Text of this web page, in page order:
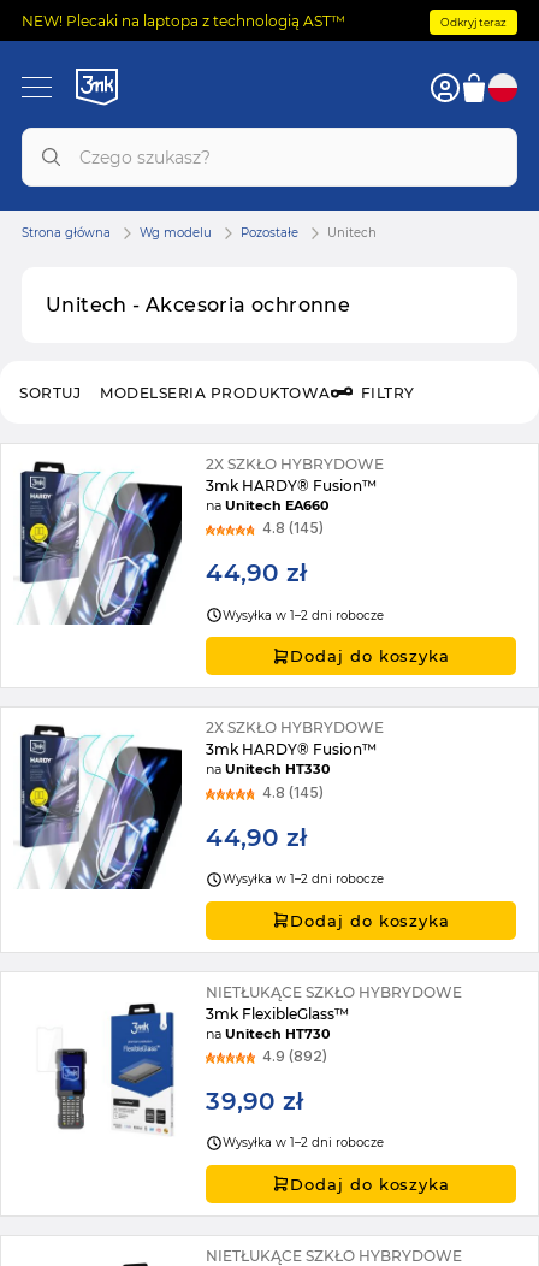
NEW! Plecaki na laptopa z technologią AST™ Odkryj teraz
Unitech - Akcesoria ochronne
Strona główna Wg modelu Pozostałe Unitech
MODELSERIA PRODUKTOWA FILTRY
SORTUJ
2X SZKŁO HYBRYDOWE
3mk HARDY® Fusion™
naUnitech EA660
4.8 (145)
44,90 zł
Wysyłka w 1–2 dni robocze
Dodaj do koszyka
2X SZKŁO HYBRYDOWE
3mk HARDY® Fusion™
naUnitech HT330
4.8 (145)
44,90 zł
Wysyłka w 1–2 dni robocze
Dodaj do koszyka
NIETŁUKĄCE SZKŁO HYBRYDOWE
3mk FlexibleGlass™
naUnitech HT730
4.9 (892)
39,90 zł
Wysyłka w 1–2 dni robocze
Dodaj do koszyka
NIETŁUKĄCE SZKŁO HYBRYDOWE